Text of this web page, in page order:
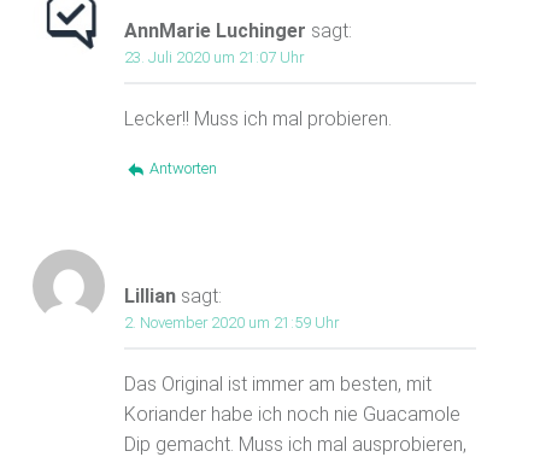
AnnMarie Luchinger sagt:
23. Juli 2020 um 21:07 Uhr
Lecker!! Muss ich mal probieren.
Antworten
Lillian sagt:
2. November 2020 um 21:59 Uhr
Das Original ist immer am besten, mit
Koriander habe ich noch nie Guacamole
Dip gemacht. Muss ich mal ausprobieren,